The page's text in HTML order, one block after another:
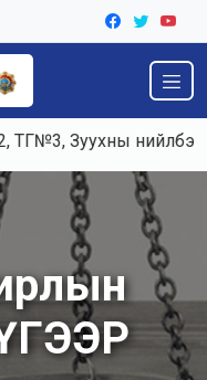
Зуухны нийлбэр